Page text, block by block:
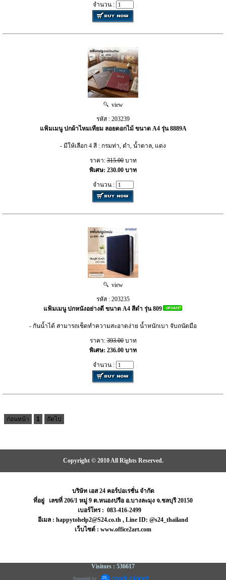
จำนวน :
view
รหัส : 203239
แฟ้มเมนู ปกผ้าไหมเทียม ลอยดอกไม้ ขนาด A4 รุ่น 8889A
- มีให้เลือก 4 สี : กรมท่า, ดำ, น้ำตาล, แดง
ราคา:315.00บาท
พิเศษ: 230.00 บาท
จำนวน :
view
รหัส : 203235
แฟ้มเมนู ปกหนังอย่างดี ขนาด A4 สีดำ รุ่น 809
- กันน้ำได้ สามารถเช็ดทำความสะอาดง่าย น้ำหนักเบา จับถนัดมือ
ราคา:393.00บาท
พิเศษ: 236.00 บาท
จำนวน :
ก่อนหน้า 1 ถัดไป
Copyright © 2010 All Rights Reserved.
บริษัท เอส 24 คอร์ปอเรชั่น จำกัด
ที่อยู่ เลขที่ 206/1 หมู่ 9 ต.หนองปรือ อ.บางละมุง จ.ชลบุรี 20150
เบอร์โทร : 083-416-2499
อีเมล : happytohelp2@S24.co.th , Line ID: @s24_thailand
เว็บไซต์ : www.office2art.com
Visitors : 536617